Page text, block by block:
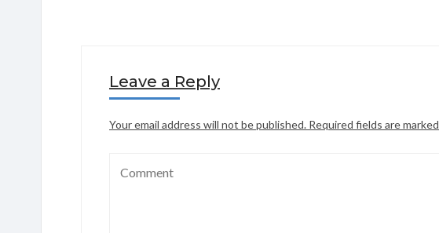
Leave a Reply
Your email address will not be published. Required fields are marked